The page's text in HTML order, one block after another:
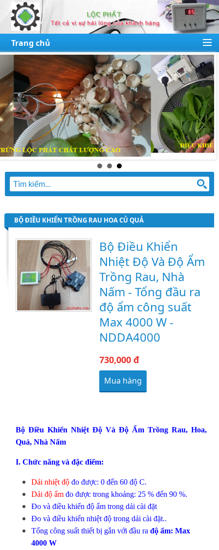
Trang chủ
BỘ ĐIỀU KHIỂN TRỒNG RAU HOA CỦ QUẢ
Bộ Điều Khiển
Nhiệt Độ Và Độ Ẩm
Trồng Rau, Nhà
Nấm - Tổng đầu ra
độ ẩm công suất
Max 4000 W -
NDDA4000
730,000 đ
Mua hàng
Bộ Điều Khiển Nhiệt Độ Và Độ Ẩm Trồng Rau, Hoa,
Quả, Nhà Nấm
I. Chức năng và đặc điểm:
Dải nhiệt độ đo được: 0 đến 60 độ C.
Dải độ ẩm đo được trong khoảng: 25 % đến 90 %.
Đo và điều khiển độ ẩm trong dải cài đặt
Đo và điều khiển nhiệt độ trong dải cài đặt..
Tổng công suất thiết bị gắn với đầu ra độ ẩm: Max
4000 W